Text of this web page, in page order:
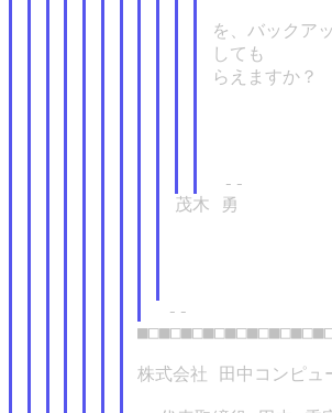
を、バックア
しても
らえますか？
茂木 勇
株式会社 田中コンピュ